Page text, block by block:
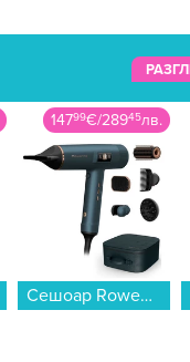
2699€/5279лв.
Памет USB SanDisk Ultra Dual USB-C/USB 3.1 128GB SDDDC3-128G-G46...